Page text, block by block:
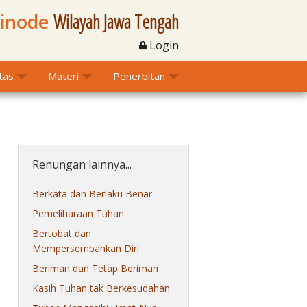
Wilayah Jawa Tengah
Login
Materi Penerbitan
Renungan lainnya...
Berkata dan Berlaku Benar
Pemeliharaan Tuhan
Bertobat dan
Mempersembahkan Diri
Beriman dan Tetap Beriman
Kasih Tuhan tak Berkesudahan